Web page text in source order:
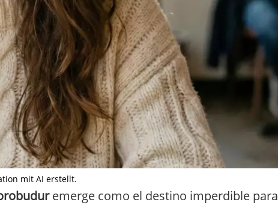
mit AI erstellt.
emerge como el destino imperdible para